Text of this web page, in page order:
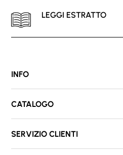
LEGGI ESTRATTO
INFO
CATALOGO
SERVIZIO CLIENTI